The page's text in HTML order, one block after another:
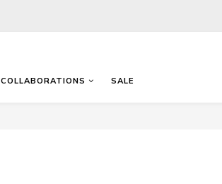
COLLABORATIONS SALE